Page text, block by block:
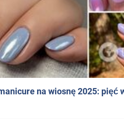
na wiosnę 2025: pięć